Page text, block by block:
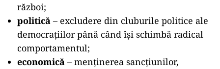
război;
politică – excludere din cluburile politice ale
democrațiilor până când își schimbă radical
comportamentul;
economică – menținerea sancțiunilor,